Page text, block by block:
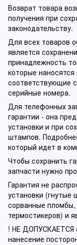
Возврат товара
получения при
законодательству.
Для всех товаров
является
принадлежность
которые
соответствующие
серийные номера.
Для телефонных
гарантии - она
установки и при
штампов.
который идет в
Чтобы сохранить
запчасти нужно
Гарантия не
установки (гнутые
сорванные
термостикеров) и
! НЕ ДОПУСКАЕТСЯ
нанесение